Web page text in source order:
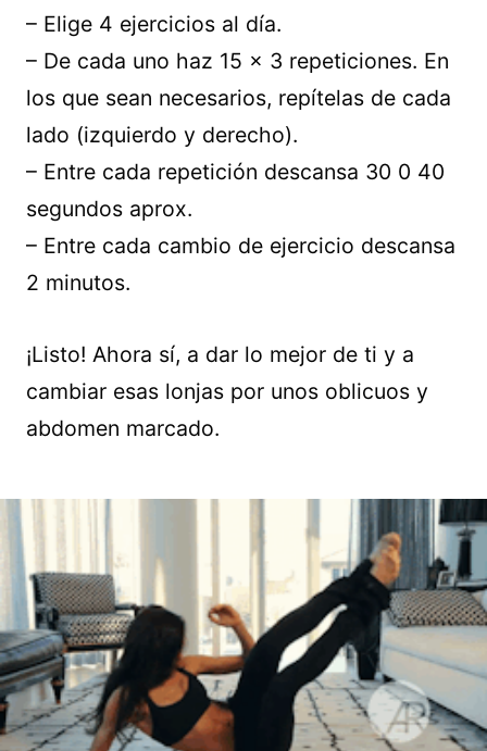
– Elige 4 ejercicios al día.
– De cada uno haz 15 x 3 repeticiones. En
los que sean necesarios, repítelas de cada
lado (izquierdo y derecho).
– Entre cada repetición descansa 30 0 40
segundos aprox.
– Entre cada cambio de ejercicio descansa
2 minutos.
¡Listo! Ahora sí, a dar lo mejor de ti y a
cambiar esas lonjas por unos oblicuos y
abdomen marcado.